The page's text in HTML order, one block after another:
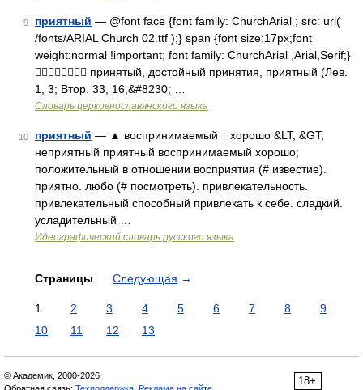
9 приятный — @font face {font family: ChurchArial ; src: url(
/fonts/ARIAL Church 02.ttf );} span {font size:17px;font
weight:normal !important; font family: ChurchArial ,Arial,Serif;}
 принятый, достойный принятия, приятный (Лев.
1, 3; Втор. 33, 16,&#8230; …
Словарь церковнославянского языка
10 приятный — ▲ воспринимаемый ↑ хорошо &LT; &GT;
неприятный приятный воспринимаемый хорошо;
положительный в отношении восприятия (# известие).
приятно. любо (# посмотреть). привлекательность.
привлекательный способный привлекать к себе. сладкий.
усладительный …
Идеографический словарь русского языка
Страницы Следующая →
1 2 3 4 5 6 7 8
9
10
11 12 13
18+
© Академик, 2000-2026